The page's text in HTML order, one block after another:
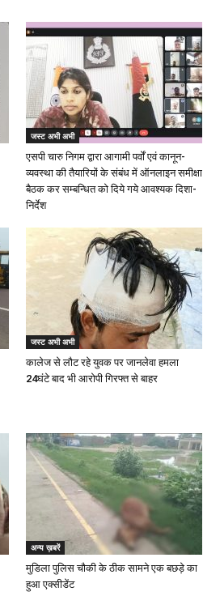
जस्ट अभी अभी
एसपी चारु निगम द्वारा आगामी पर्वों एवं कानून-
व्यवस्था की तैयारियों के संबंध में ऑनलाइन समीक्षा
बैठक कर सम्बन्धित को दिये गये आवश्यक दिशा-
निर्देश
जस्ट अभी अभी
कालेज से लौट रहे युवक पर जानलेवा हमला
24घंटे बाद भी आरोपी गिरफ्त से बाहर
अन्य ख़बरें
मुडिला पुलिस चौकी के ठीक सामने एक बछड़े का
हुआ एक्सीडेंट